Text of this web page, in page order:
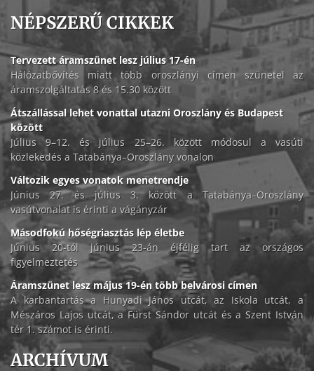
NÉPSZERŰ CIKKEK
Tervezett áramszünet lesz július 17-én
Hálózatbővítés miatt több oroszlányi címen szünetel az
áramszolgáltatás 8 és 15.30 között
Átszállással lehet vonattal utazni Oroszlány és Budapest
között
Július 9–12. és július 25–26. között módosul a vasúti
közlekedés a Tatabánya–Oroszlány vonalon
Változik egyes vonatok menetrendje
Június 27. és július 3. között a Tatabánya–Oroszlány
vasútvonalat is érinti a vágányzár
Másodfokú hőségriasztás lép életbe
Június 20-tól június 23-án éjfélig tart az országos
figyelmeztetés
Áramszünet lesz május 19-én több belvárosi címen
A karbantartás a Hunyadi János utcát, az Iskola utcát, a
Mészáros Lajos utcát, a Fürst Sándor utcát és a Szent István
tér 1. számot is érinti.
ARCHÍVUM